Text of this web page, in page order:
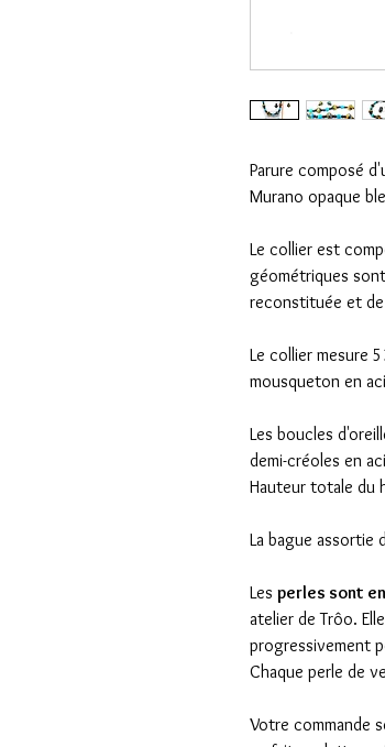
Parure composé
Murano opaque
Le collier est
géométriques
reconstituée et de
Le collier mesure
mousqueton en
Les boucles
demi-créoles en
Hauteur totale du
La bague assortie
Les perles sont
atelier de Trôo.
progressivement
Chaque perle de
Votre commande